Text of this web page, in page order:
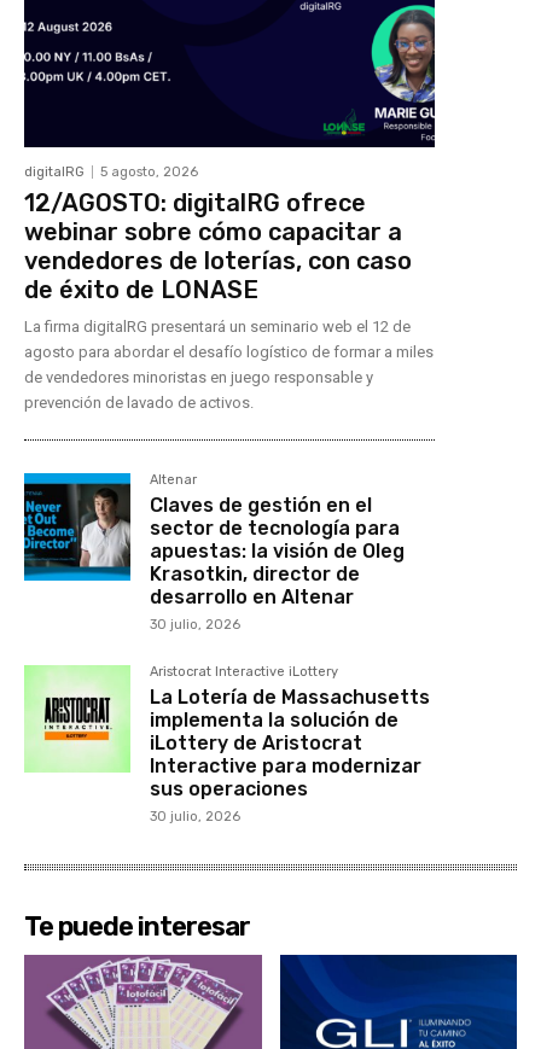
digitalRG 5 agosto, 2026
12/AGOSTO: digitalRG ofrece
webinar sobre cómo capacitar a
vendedores de loterías, con caso
de éxito de LONASE
La firma digitalRG presentará un seminario web el 12 de
agosto para abordar el desafío logístico de formar a miles
de vendedores minoristas en juego responsable y
prevención de lavado de activos.
Altenar
Claves de gestión en el
sector de tecnología para
apuestas: la visión de Oleg
Krasotkin, director de
desarrollo en Altenar
30 julio, 2026
Aristocrat Interactive iLottery
La Lotería de Massachusetts
implementa la solución de
iLottery de Aristocrat
Interactive para modernizar
sus operaciones
30 julio, 2026
Te puede interesar